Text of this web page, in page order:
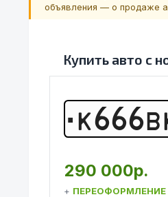
объявления — о продаже
Купить авто с
К666В
290 000р.
+ ПЕРЕОФОРМЛЕНИЕ